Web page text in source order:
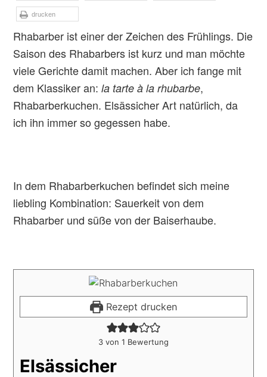
drucken
Rhabarber ist einer der Zeichen des Frühlings. Die
Saison des Rhabarbers ist kurz und man möchte
viele Gerichte damit machen. Aber ich fange mit
dem Klassiker an:la tarte à la rhubarbe,
Rhabarberkuchen. Elsässicher Art natürlich, da
ich ihn immer so gegessen habe.
In dem Rhabarberkuchen befindet sich meine
liebling Kombination: Sauerkeit von dem
Rhabarber und süße von der Baiserhaube.
Rezept drucken
3 von 1 Bewertung
Elsässicher